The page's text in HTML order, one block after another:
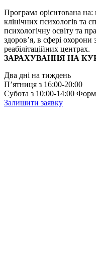
Програма орієнтована на:
клінічних психологів та
психологічну освіту та
здоров’я, в сфері охорони
реабілітаційних центрах.
ЗАРАХУВАННЯ НА
Два дні на тиждень
Пʼятниця з 16:00-20:00
Субота з 10:00-14:00
Залишити заявку